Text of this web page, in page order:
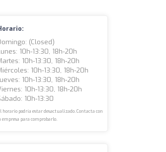
(closed)
10h-13:30, 18h-20h
10h-13:30, 18h-20h
10h-13:30, 18h-20h
10h-13:30, 18h-20h
10h-13:30, 18h-20h
10h-13:30
horario podría estar desactualizado. Contacta con
empresa para comprobarlo.